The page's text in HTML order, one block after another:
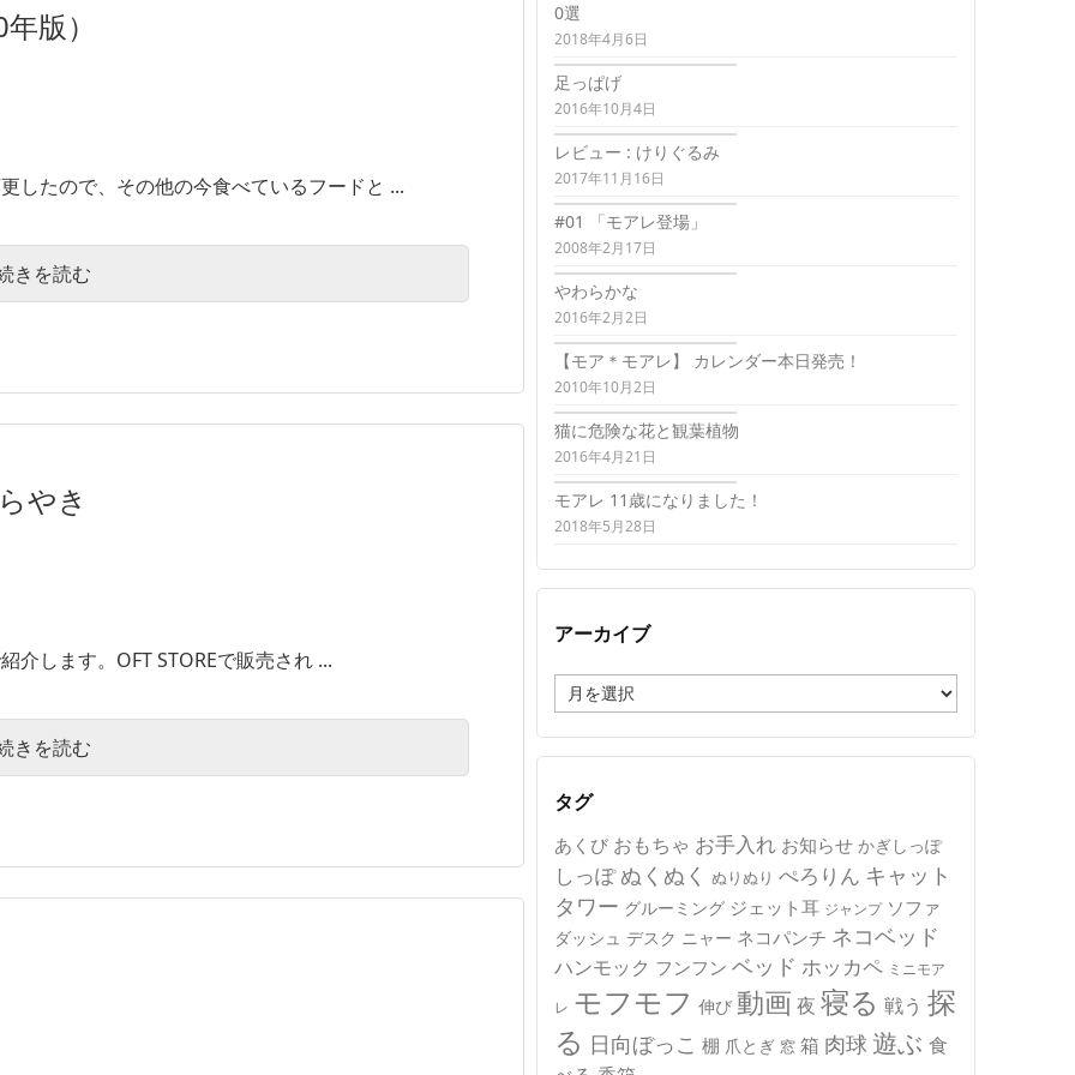
版）
したので、その他の今食べているフードと ...
きを読む
やき
介します。OFT STOREで販売され ...
きを読む
0選
2018年4月6日
足っぱげ
2016年10月4日
レビュー : けりぐるみ
2017年11月16日
#01 「モアレ登場」
2008年2月17日
やわらかな
2016年2月2日
【モア＊モアレ】 カレンダー本日発売！
2010年10月2日
猫に危険な花と観葉植物
2016年4月21日
モアレ 11歳になりました！
2018年5月28日
アーカイブ
ー
カ
イ
タグ
あくび おもちゃ お手入れ お知らせ かぎしっぽ
しっぽ ぬくぬく ぬりぬり ぺろりん キャット
タワー グルーミング ジェット耳 ジャンプ ソファ
ダッシュ デスク ニャー ネコパンチ ネコベッド
ハンモック フンフン ベッド ホッカペ ミニモア
レ モフモフ 伸び 動画 夜 寝る 戦う 探
る 日向ぼっこ 棚 爪とぎ 窓 箱 肉球 遊ぶ 食